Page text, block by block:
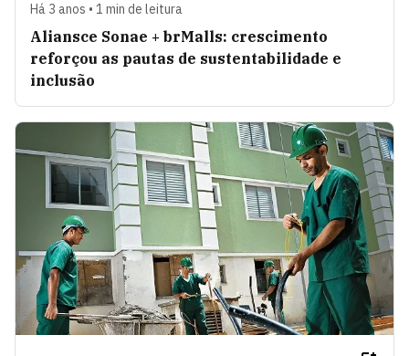
Há 3 anos • 1 min de leitura
Aliansce Sonae + brMalls: crescimento
reforçou as pautas de sustentabilidade e
inclusão